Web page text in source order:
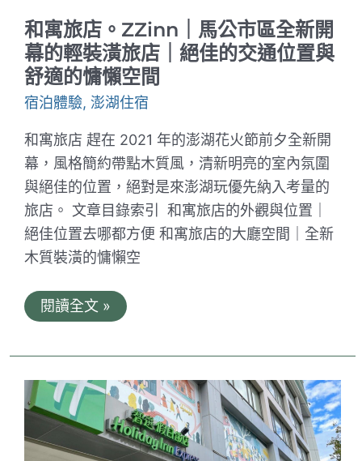
就
能
看
煙
火
｜
澎
道
地
小
吃
轉
個
彎
就
到
和寓旅店。ZZinn｜馬公市區全新開
幕的輕裝潢旅店｜絕佳的交通位置與
舒適的慵懶空間
宿泊體驗, 澎湖住宿
和寓旅店 趕在 2021 年的澎湖花火節前夕全新開
幕，風格簡約帶點木質風，清新明亮的室內氛圍
與絕佳的位置，絕對是來澎湖玩優先納入考量的
旅店。 文章目錄索引 和寓旅店的外觀與位置｜
絕佳位置去哪都方便 和寓旅店的大廳空間｜全新
木質裝潢的慵懶空
和
寓
｜
馬
公
市
區
全
閱讀全文 »